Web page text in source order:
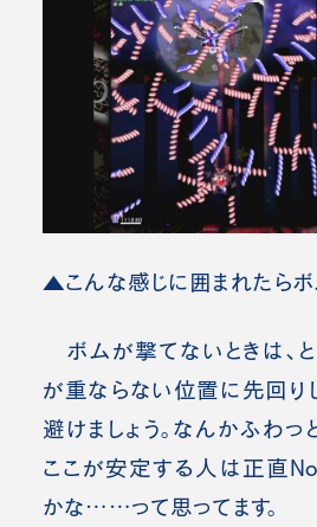
▲こんな感じに囲まれたら
ボムが撃てないときは、
が重ならない位置に先回り
避けましょう。 なんかふわっ
ここが安定する人は正直
かな……って思ってます。